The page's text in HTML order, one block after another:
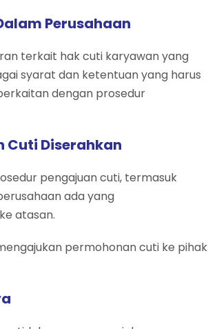
Perusahaan
terkait hak cuti karyawan yang
syarat dan ketentuan yang harus
dengan prosedur
Cuti Diserahkan
pengajuan cuti, termasuk
ada yang
atasan.
permohonan cuti ke pihak